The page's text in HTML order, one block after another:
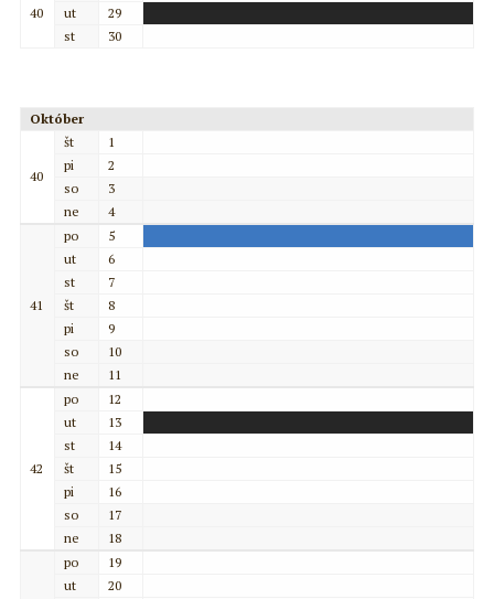
40
ut
29
st
30
Október
40
št
1
pi
2
so
3
ne
4
41
po
5
ut
6
st
7
št
8
pi
9
so
10
ne
11
42
po
12
ut
13
st
14
št
15
pi
16
so
17
ne
18
po
19
ut
20